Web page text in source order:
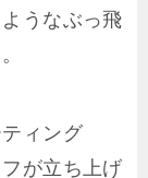
うなぶっ飛
ィング
フが立ち上げ